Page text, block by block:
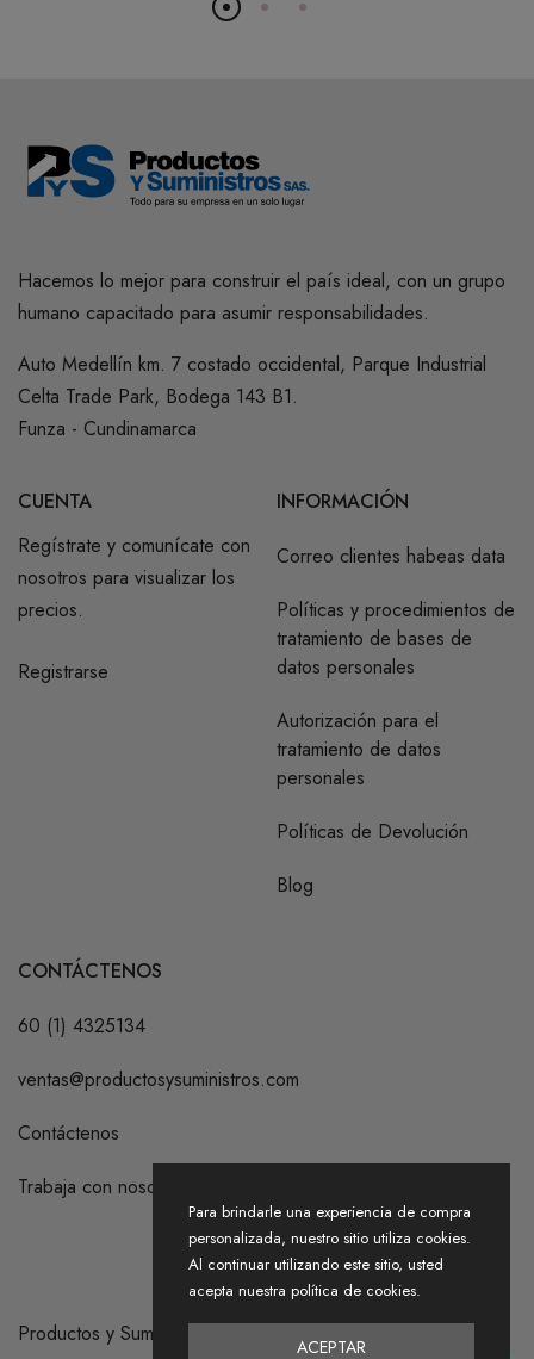
Hacemos lo mejor para construir el país ideal, con un grupo
humano capacitado para asumir responsabilidades.
Auto Medellín km. 7 costado occidental, Parque Industrial
Celta Trade Park, Bodega 143 B1.
Funza - Cundinamarca
CUENTA
Regístrate y comunícate con
nosotros para visualizar los
precios.
Registrarse
INFORMACIÓN
Correo clientes habeas data
Políticas y procedimientos de
tratamiento de bases de
datos personales
Autorización para el
tratamiento de datos
personales
Políticas de Devolución
Blog
CONTÁCTENOS
60 (1) 4325134
ventas@productosysuministros.com
Contáctenos
Trabaja con nosotros
Productos y Suministros S.A.S. 2026
Para brindarle una experiencia de compra
personalizada, nuestro sitio utiliza cookies.
Al continuar utilizando este sitio, usted
acepta nuestra política de cookies.
ACEPTAR